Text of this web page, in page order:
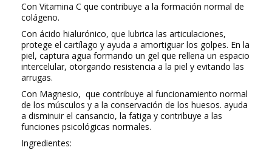
Con Vitamina C que contribuye a la formación normal de
colágeno.
Con ácido hialurónico, que lubrica las articulaciones,
protege el cartílago y ayuda a amortiguar los golpes. En la
piel, captura agua formando un gel que rellena un espacio
intercelular, otorgando resistencia a la piel y evitando las
arrugas.
Con Magnesio, que contribuye al funcionamiento normal
de los músculos y a la conservación de los huesos. ayuda
a disminuir el cansancio, la fatiga y contribuye a las
funciones psicológicas normales.
Ingredientes: